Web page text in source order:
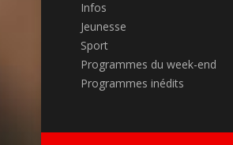
Infos
Jeunesse
Sport
Programmes du week-end
Programmes inédits